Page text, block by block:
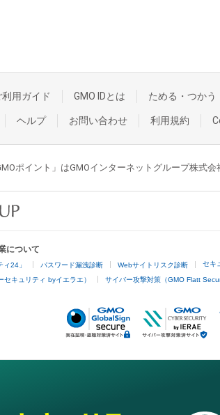
利用ガイド GMO IDとは ためる・つかう
ヘルプ お問い合わせ 利用規約
ポイント」はGMOインターネットグループ株式
について
24」 パスワード漏洩診断 Webサイトリスク診断 セキ
キュリティ byイエラエ） サイバー攻撃対策（GMO Flatt